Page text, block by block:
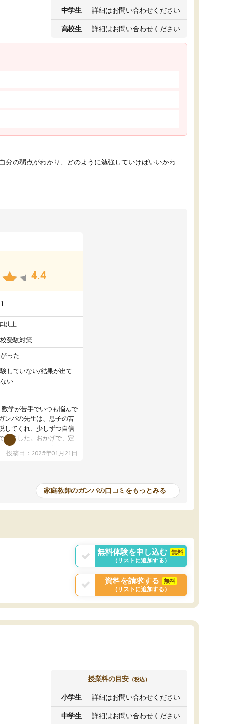
中学生 詳細はお問い合わせください
高校生 詳細はお問い合わせください
分の弱点がわかり、どのように勉強していけばいいかわ
4.4
以上
受験対策
った
していない/結果が出て
い
学が苦手でいつも悩んで
ンバの先生は、息子の苦
してくれ、少しずつ自信
きました。おかげで、定
以上アップし、本人もと
投稿日：2025年01月21日
家庭教師のガンバの口コミをもっとみる
無料体験を申し込む
無料
（リストに追加する）
資料を請求する
無料
（リストに追加する）
授業料の目安 （税込）
小学生 詳細はお問い合わせください
中学生 詳細はお問い合わせください